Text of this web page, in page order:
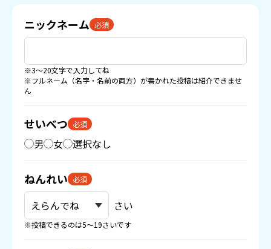
ニックネーム 必須
※3〜20文字で入力してね
※フルネーム（名字・名前の両方）が書かれた投稿は紹介できませ
ん
せいべつ 必須
男 女 選択なし
ねんれい 必須
さい
※投稿できるのは5〜19さいです